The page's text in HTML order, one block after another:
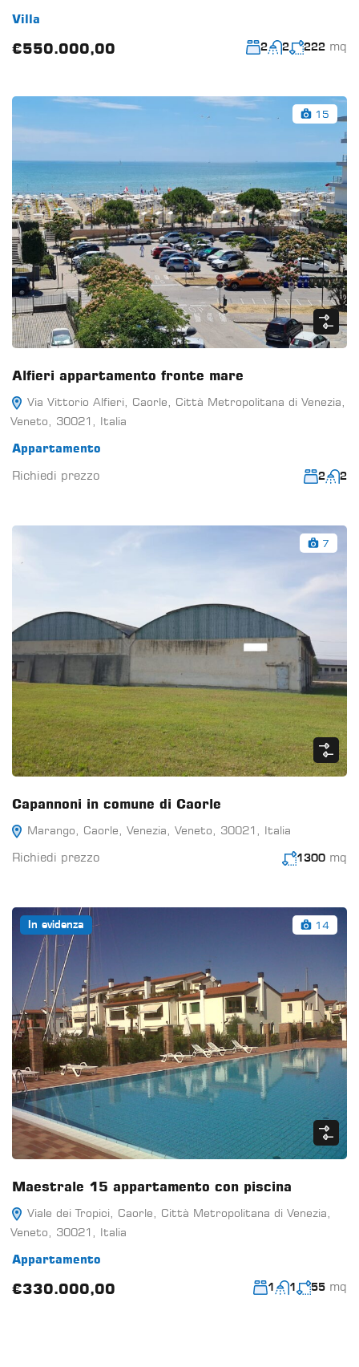
Villa
€550.000,00 2 2 222 mq
15
Alfieri appartamento fronte mare
Via Vittorio Alfieri, Caorle, Città Metropolitana di Venezia,
Veneto, 30021, Italia
Appartamento
Richiedi prezzo
2 2
7
Capannoni in comune di Caorle
Marango, Caorle, Venezia, Veneto, 30021, Italia
Richiedi prezzo 1300 mq
In evidenza 14
Maestrale 15 appartamento con piscina
Viale dei Tropici, Caorle, Città Metropolitana di Venezia,
Veneto, 30021, Italia
Appartamento
€330.000,00 1 1 55 mq